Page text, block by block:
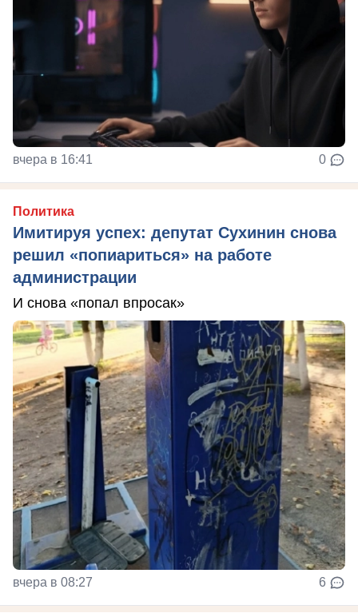
вчера в 16:41 0
Политика
Имитируя успех: депутат Сухинин снова
решил «попиариться» на работе
администрации
И снова «попал впросак»
вчера в 08:27 6